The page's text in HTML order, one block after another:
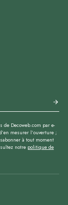
de Decoweb.com par e-
mesurer l’ouverture ;
à tout moment
notre politique de